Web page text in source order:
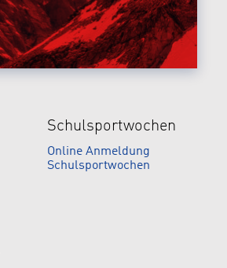
Schulsportwochen
Online Anmeldung
Schulsportwochen